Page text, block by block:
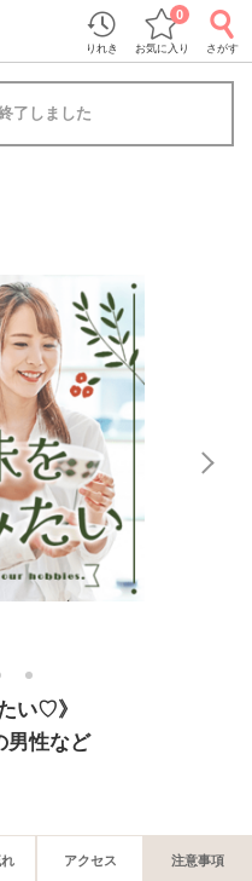
りれき お気に入り
0
さがす
了しました
4
い♡》
男性など
アクセス 注意事項